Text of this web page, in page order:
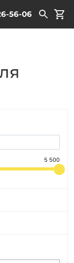
56-06
5 500